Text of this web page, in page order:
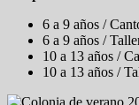
6 a 9 años /
6 a 9 años /
10 a 13 años /
10 a 13 años /